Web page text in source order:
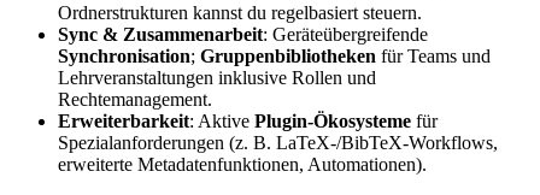
Ordnerstrukturen kannst du regelbasiert steuern.
Sync & Zusammenarbeit: Geräteübergreifende
Synchronisation; Gruppenbibliotheken für Teams und
Lehrveranstaltungen inklusive Rollen und
Rechtemanagement.
Erweiterbarkeit: Aktive Plugin-Ökosysteme für
Spezialanforderungen (z. B. LaTeX-/BibTeX-Workflows,
erweiterte Metadatenfunktionen, Automationen).